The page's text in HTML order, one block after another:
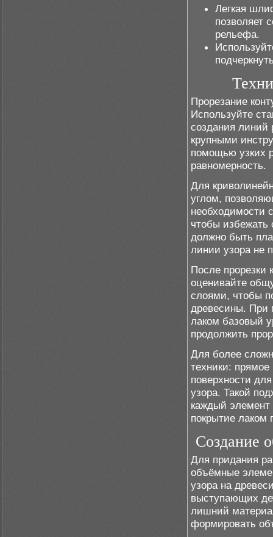
Легкая
позволяет
рельефа.
Прорезание
Используйте
создания линий
крупными
помощью узких
равномерность.
Для
углом,
необходимости
чтобы избежать
должно быть
линии узора не
После прорезки
оценивайте
слоями, чтобы
древесины. При
лаком базовый
продолжить
Для более
техники:
поверхности
узора. Такой
каждый элемент
покрытие лаком
Создание
Для придания
объёмные
узора на
выступающих
лишний
формировать